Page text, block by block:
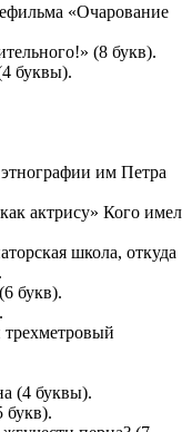
«Очарование
(8 букв).
буквы).
им Петра
актрису» Кого имел
школа, откуда
букв).
(4 буквы).